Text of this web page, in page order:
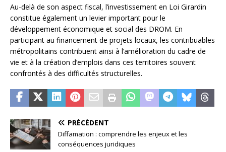
Au-delà de son aspect fiscal, l’investissement en Loi Girardin
constitue également un levier important pour le
développement économique et social des DROM. En
participant au financement de projets locaux, les contribuables
métropolitains contribuent ainsi à l’amélioration du cadre de
vie et à la création d’emplois dans ces territoires souvent
confrontés à des difficultés structurelles.
PRÉCÉDENT
Diffamation : comprendre les enjeux et les
conséquences juridiques